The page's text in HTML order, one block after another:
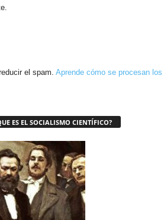
el spam. Aprende cómo se procesan los
ES EL SOCIALISMO CIENTÍFICO?